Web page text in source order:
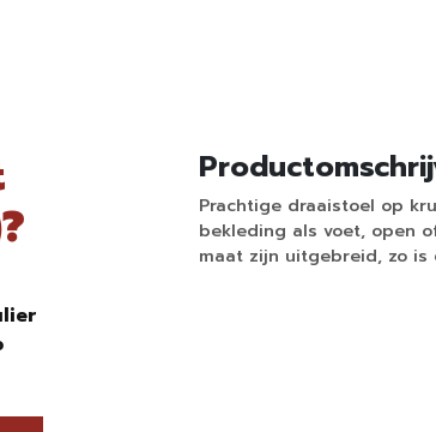
Prachtige draaistoel op
bekleding als voet, open
maat zijn uitgebreid, zo